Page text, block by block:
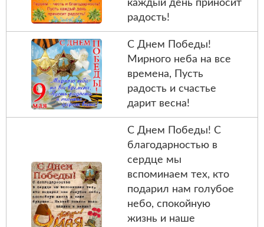
каждый день приносит
радость!
С Днем Победы!
Мирного неба на все
времена, Пусть
радость и счастье
дарит весна!
С Днем Победы! С
благодарностью в
сердце мы
вспоминаем тех, кто
подарил нам голубое
небо, спокойную
жизнь и наше